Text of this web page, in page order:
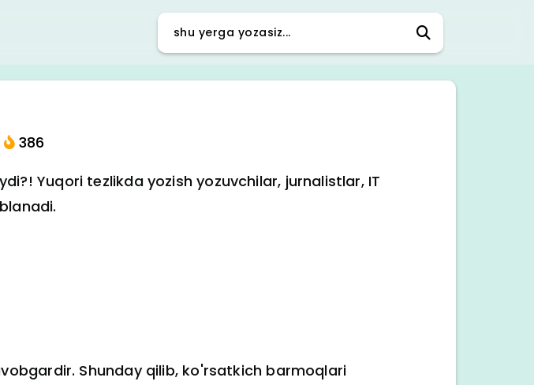
386
Yuqori tezlikda yozish yozuvchilar, jurnalistlar, IT
Shunday qilib, ko'rsatkich barmoqlari